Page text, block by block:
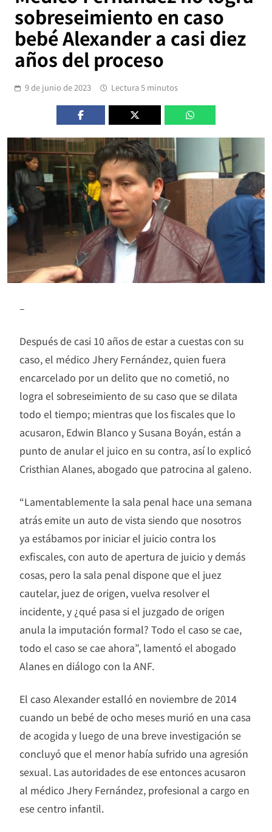
sobreseimiento en caso
bebé Alexander a casi diez
años del proceso
9 de junio de 2023 Lectura 5 minutos
–
Después de casi 10 años de estar a cuestas con su
caso, el médico Jhery Fernández, quien fuera
encarcelado por un delito que no cometió, no
logra el sobreseimiento de su caso que se dilata
todo el tiempo; mientras que los fiscales que lo
acusaron, Edwin Blanco y Susana Boyán, están a
punto de anular el juico en su contra, así lo explicó
Cristhian Alanes, abogado que patrocina al galeno.
“Lamentablemente la sala penal hace una semana
atrás emite un auto de vista siendo que nosotros
ya estábamos por iniciar el juicio contra los
exfiscales, con auto de apertura de juicio y demás
cosas, pero la sala penal dispone que el juez
cautelar, juez de origen, vuelva resolver el
incidente, y ¿qué pasa si el juzgado de origen
anula la imputación formal? Todo el caso se cae,
todo el caso se cae ahora”, lamentó el abogado
Alanes en diálogo con la ANF.
El caso Alexander estalló en noviembre de 2014
cuando un bebé de ocho meses murió en una casa
de acogida y luego de una breve investigación se
concluyó que el menor había sufrido una agresión
sexual. Las autoridades de ese entonces acusaron
al médico Jhery Fernández, profesional a cargo en
ese centro infantil.